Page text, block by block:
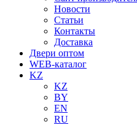
Новости
Статьи
Контакты
Доставка
Двери оптом
WEB-каталог
KZ
KZ
BY
EN
RU